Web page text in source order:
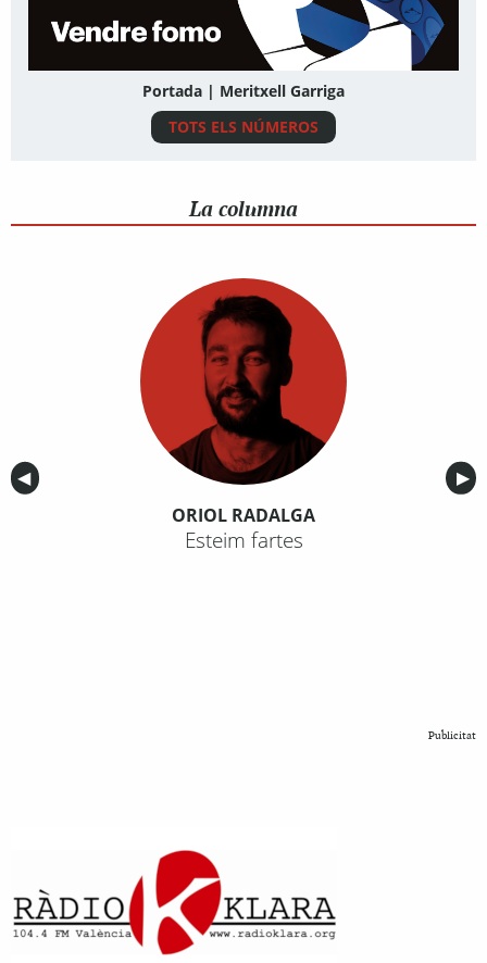
Portada | Meritxell Garriga
TOTS ELS NÚMEROS
La columna
Anterior
◀︎ ▶︎
ORIOL RADALGA
Esteim fartes
Publicitat